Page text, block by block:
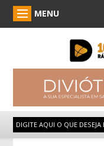
MENU